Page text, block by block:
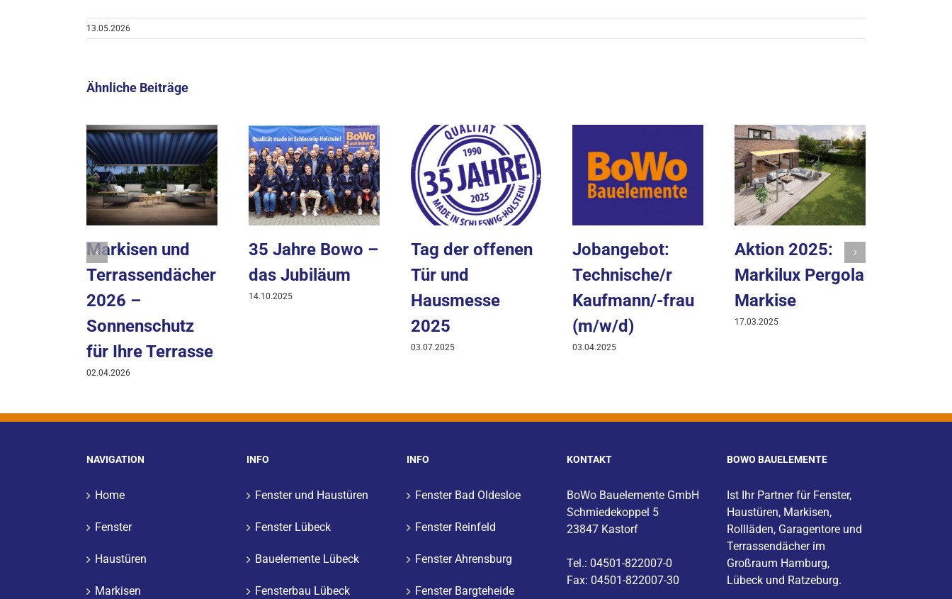
13.05.2026
Ähnliche Beiträge
Markisen und
Terrassendächer
2026 –
Sonnenschutz
für Ihre Terrasse
02.04.2026
35 Jahre Bowo –
das Jubiläum
14.10.2025
Tag der offenen
Tür und
Hausmesse
2025
03.07.2025
Jobangebot:
Technische/r
Kaufmann/-frau
(m/w/d)
03.04.2025
Aktion 2025:
Markilux Pergola
Markise
17.03.2025
NAVIGATION
Home
Fenster
Haustüren
Markisen
INFO
Fenster und Haustüren
Fenster Lübeck
Bauelemente Lübeck
Fensterbau Lübeck
INFO
Fenster Bad Oldesloe
Fenster Reinfeld
Fenster Ahrensburg
Fenster Bargteheide
KONTAKT
BoWo Bauelemente GmbH
Schmiedekoppel 5
23847 Kastorf
Tel.: 04501-822007-0
Fax: 04501-822007-30
BOWO BAUELEMENTE
Ist Ihr Partner für Fenster,
Haustüren, Markisen,
Rollläden, Garagentore und
Terrassendächer im
Großraum Hamburg,
Lübeck und Ratzeburg.